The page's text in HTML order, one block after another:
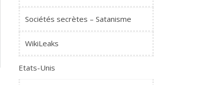
Sociétés secrètes – Satanisme
WikiLeaks
Etats-Unis